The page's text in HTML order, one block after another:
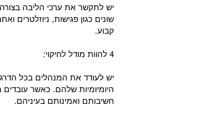
יש לתקשר את ערכי הליבה
שונים כגון פגישות, ניוזלטרים
קבוע.
4 להוות מודל לחיקוי:
יש לעודד את המנהלים בכל
היומיומיות שלהם. כאשר
חשיבותם ואמינותם בעיניהם.